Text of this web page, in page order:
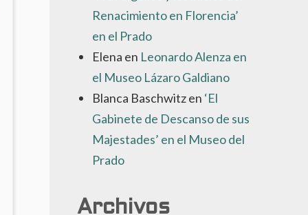
Renacimiento en Florencia’
en el Prado
Elena en Leonardo Alenza en
el Museo Lázaro Galdiano
Blanca Baschwitzen ‘El
Gabinete de Descanso de sus
Majestades’ en el Museo del
Prado
Archivos